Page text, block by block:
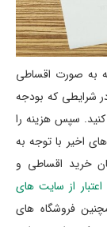
به صورت اقساطی
شرایطی که بودجه
کنید. سپس هزینه را
اخیر با توجه به
خرید اقساطی و
از سایت های
فروشگاه های